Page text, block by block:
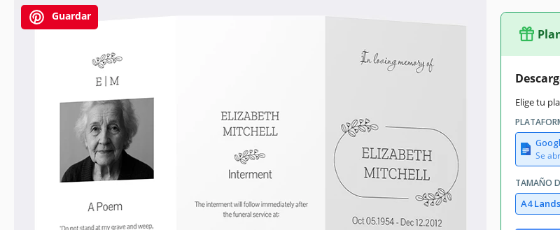
Guardar
Elige tu
Se
TAMAÑO
A4